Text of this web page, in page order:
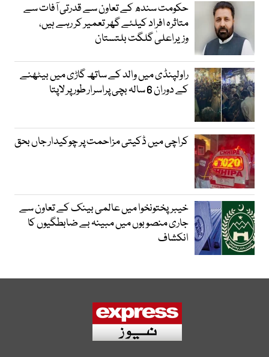
حکومت سندھ کے تعاون سے قدرتی آفات سے
متاثرہ افراد کیلئے گھر تعمیر کر رہے ہیں،
وزیراعلیٰ گلگت بلتستان
راولپنڈی میں والد کے ساتھ گاڑی میں بیٹھنے
کے دوران 6 سالہ بچی پراسرار طور پر لاپتا
کراچی میں ڈکیتی مزاحمت پر چوکیدار جاں بحق
خیبرپختونخوا میں عالمی بینک کے تعاون سے
جاری منصوبوں میں مبینہ بے ضابطگیوں کا
انکشاف